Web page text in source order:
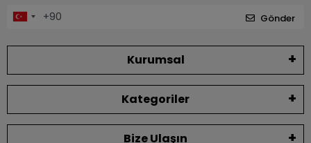
Gönder
Kurumsal
Kategoriler
Bize Ulaşın